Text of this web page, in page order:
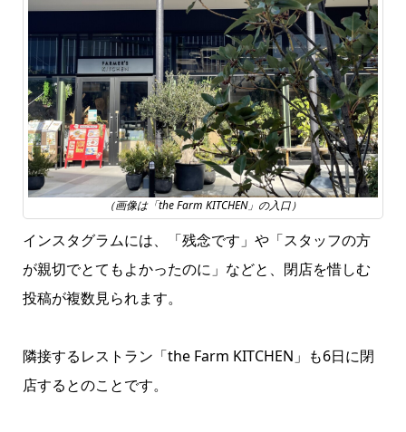
（画像は「the Farm KITCHEN」の入口）
インスタグラムには、「残念です」や「スタッフの方
が親切でとてもよかったのに」などと、閉店を惜しむ
投稿が複数見られます。
隣接するレストラン「the Farm KITCHEN」も6日に閉
店するとのことです。